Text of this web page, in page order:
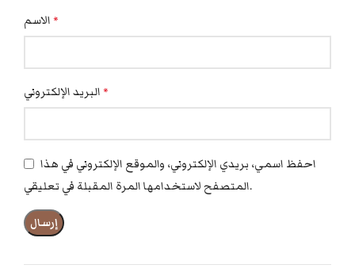
*
*
احفظ اسمي، بريدي الإلكتروني، والموقع الإلكتروني في هذا
المتصفح لاستخدامها المرة المقبلة في تعليقي.